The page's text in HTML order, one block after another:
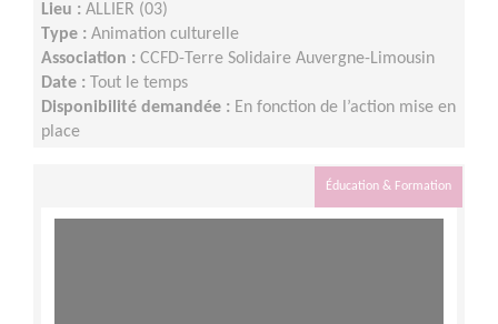
Lieu : ALLIER (03)
Type : Animation culturelle
Association : CCFD-Terre Solidaire Auvergne-Limousin
Date : Tout le temps
Disponibilité demandée : En fonction de l’action mise en
place
Éducation & Formation